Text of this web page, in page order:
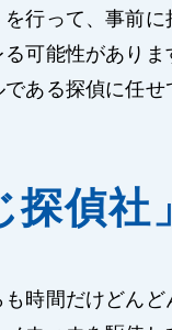
行って、事前に
可能性があり
ある探偵に任せ
偵社
時間だけどんど